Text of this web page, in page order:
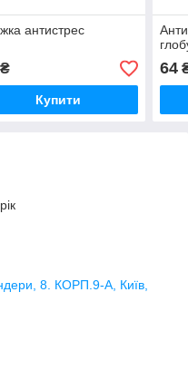
антистрес
Купити
64
8. КОРП.9-А, Київ,